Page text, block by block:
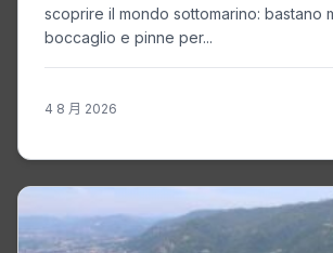
scoprire il mondo sottomarino: bastano
boccaglio e pinne per...
4 8 月 2026